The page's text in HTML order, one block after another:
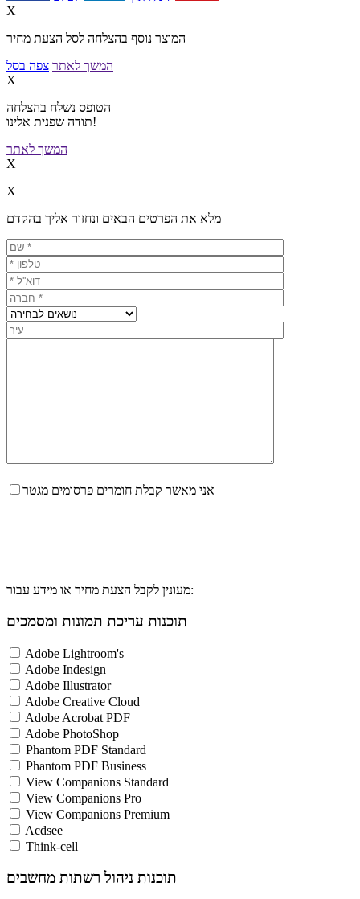
X
המוצר נוסף בהצלחה לסל הצעת מחיר
המשך לאתר צפה בסל
X
הטופס נשלח בהצלחה
תודה שפנית אלינו!
המשך לאתר
X
X
מלא את הפרטים הבאים ונחזור אליך בהקדם
אני מאשר קבלת חומרים פרסומים מגטר
מעונין לקבל הצעת מחיר או מידע עבור:
תוכנות עריכת תמונות ומסמכים
Adobe Lightroom's
Adobe Indesign
Adobe Illustrator
Adobe Creative Cloud
Adobe Acrobat PDF
Adobe PhotoShop
Phantom PDF Standard
Phantom PDF Business
View Companions Standard
View Companions Pro
View Companions Premium
Acdsee
Think-cell
תוכנות ניהול רשתות מחשבים